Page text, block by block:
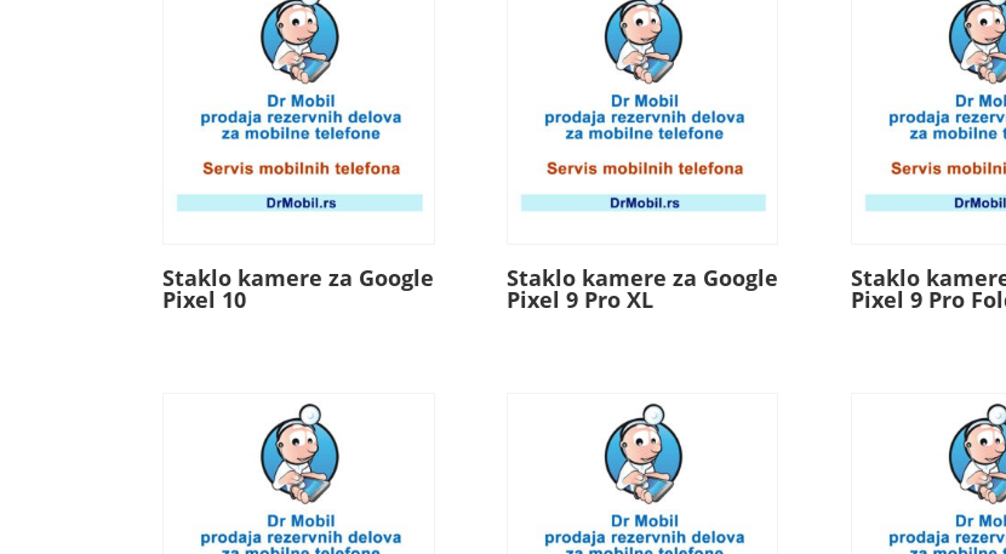
Staklo kamere za Google
Pixel 10
Staklo kamere za Google
Pixel 9 Pro XL
Staklo
Pixel 9 Pro